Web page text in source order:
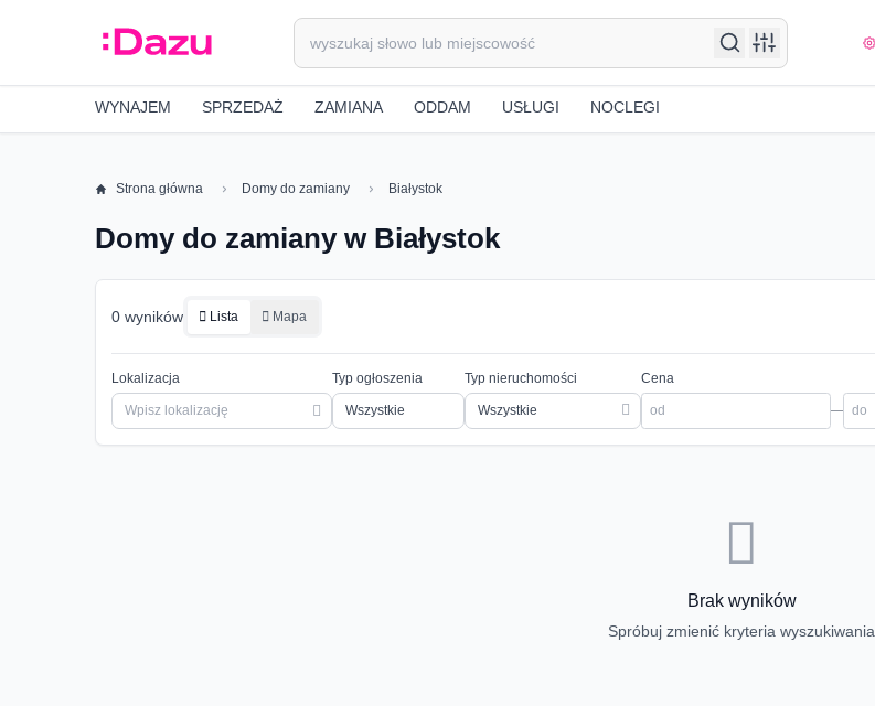
WYNAJEM SPRZEDAŻ ZAMIANA ODDAM USŁUGI NOCLEGI
Strona główna Domy do zamiany Białystok
Domy do zamiany w Białystok
0 wyników Lista Mapa
Lokalizacja Typ ogłoszenia Typ nieruchomości
Wszystkie
Cena
—
Brak wyników
Spróbuj zmienić kryteria wyszukiwania